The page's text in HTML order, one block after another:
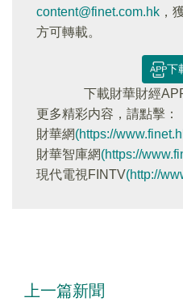
content@finet.com.hk ，
方可轉載。
下
下載財華財經
更多精彩内容，請點擊：
財華網(https://
財華智庫網(https://
現代電視FINTV(http://
上一篇新聞